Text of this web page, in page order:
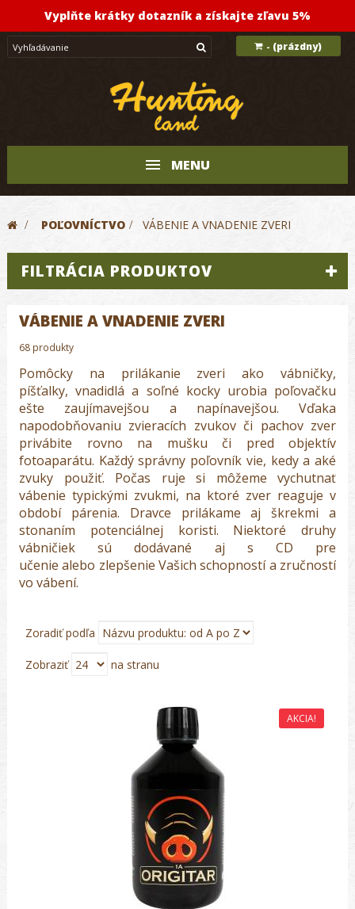
Vyplňte krátky dotazník a získajte zľavu 5%
- (prázdny)
MENU
> POĽOVNÍCTVO > VÁBENIE A VNADENIE ZVERI
FILTRÁCIA PRODUKTOV
VÁBENIE A VNADENIE ZVERI
68 produkty
Pomôcky na prilákanie zveri ako vábničky,
píšťalky, vnadidlá a soľné kocky urobia poľovačku
ešte zaujímavejšou a napínavejšou. Vďaka
napodobňovaniu zvieracích zvukov či pachov zver
privábite rovno na mušku či pred objektív
fotoaparátu. Každý správny poľovník vie, kedy a aké
zvuky použiť. Počas ruje si môžeme vychutnať
vábenie typickými zvukmi, na ktoré zver reaguje v
období párenia. Dravce prilákame aj škrekmi a
stonaním potenciálnej koristi. Niektoré druhy
vábničiek sú dodávané aj s CD pre
učenie alebo zlepšenie Vašich schopností a zručností
vo vábení.
Zoradiť podľa
Zobraziť na stranu
AKCIA!